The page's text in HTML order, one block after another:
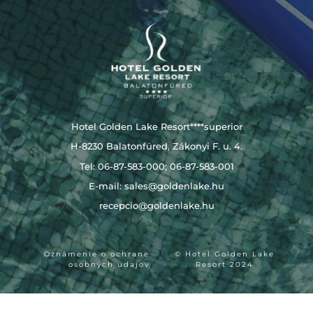
Hotel Golden Lake Resort****superior
H-8230 Balatonfüred, Zákonyi F. u. 4.
Tel: 06-87-583-000; 06-87-583-001
E-mail:sales@goldenlake.hu
recepcio@goldenlake.hu
© Hotel Golden Lake
Resort 2024
Oznámenie o ochrane
osobných údajov